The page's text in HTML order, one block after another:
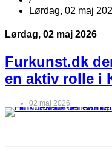
Lørdag, 02 maj
Lørdag, 02 maj 2026
Furkunst.dk
en aktiv rolle i
02 maj 2026